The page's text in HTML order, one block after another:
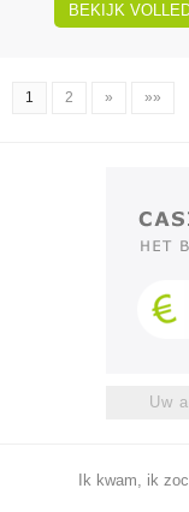
BEKIJK
1 2 » »»
Uw
Ik kwam, ik